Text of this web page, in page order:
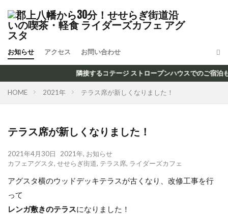
お知らせ アクセス お問い合わせ
隣接するコテージ ストロープンハウスでのご宿泊も
HOME 2021年 テラス席が新しくなりました！
テラス席が新しくなりました！
2021年4月30日 2021年, お知らせ
カフェアグスタ, せせらぎ街道, テラス席, ライダーズカフェ
アグスタ横のウッドデッキテラスが古くなり、改修工事を行
って
レンガ敷きのテラスになりました！